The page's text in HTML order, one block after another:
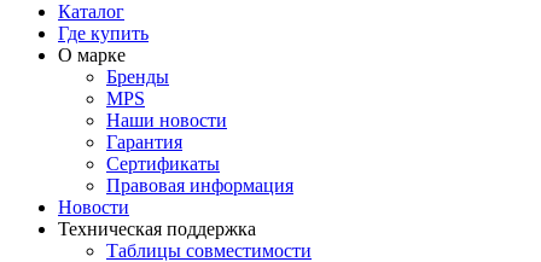
Каталог
Где купить
О марке
Бренды
MPS
Наши новости
Гарантия
Сертификаты
Правовая информация
Новости
Техническая поддержка
Таблицы совместимости